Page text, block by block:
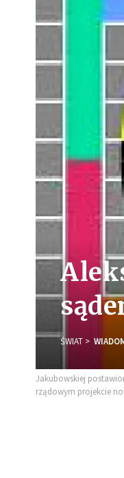
ŚWIAT
Jakubowskiej
rządowym projekcie